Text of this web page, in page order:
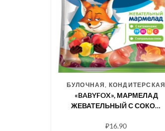
БУЛОЧНАЯ, КОНДИТЕРСКАЯ
«BABYFOX», МАРМЕЛАД
ЖЕВАТЕЛЬНЫЙ С СОКОМ
₽16.90